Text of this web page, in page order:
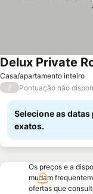
Casa/apartamento inteiro
/ Pontuação não
Selecione as
exatos.
Os preços e a
mudam
ofertas que